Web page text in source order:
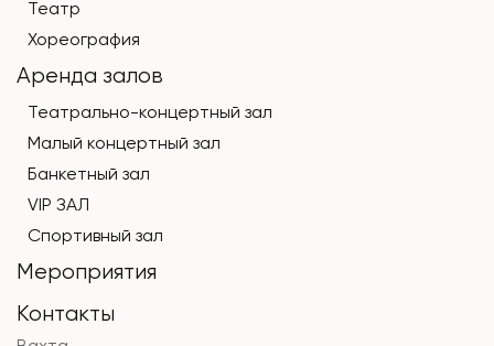
Театр
Хореография
Аренда залов
Театрально-концертный зал
Малый концертный зал
Банкетный зал
VIP ЗАЛ
Спортивный зал
Мероприятия
Контакты